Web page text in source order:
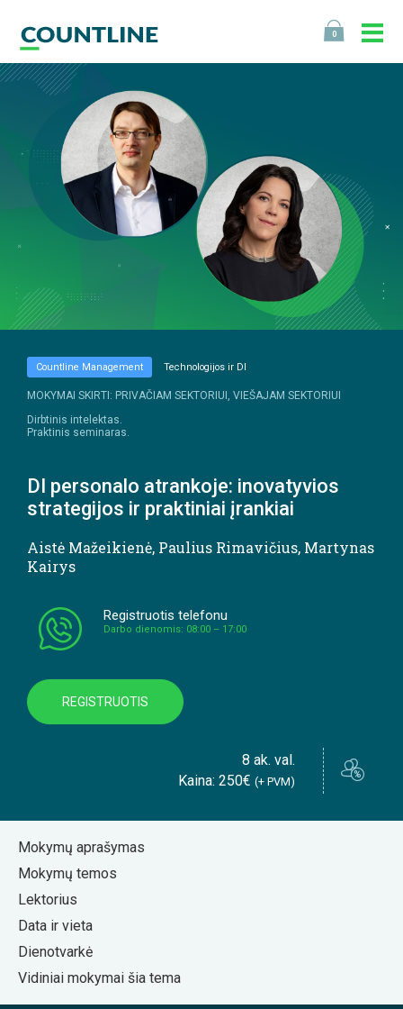
0
Countline Management Technologijos ir DI
MOKYMAI SKIRTI: PRIVAČIAM SEKTORIUI, VIEŠAJAM SEKTORIUI
Dirbtinis intelektas.
Praktinis seminaras.
DI personalo atrankoje: inovatyvios
strategijos ir praktiniai įrankiai
Aistė Mažeikienė, Paulius Rimavičius, Martynas
Kairys
Registruotis telefonu
Darbo dienomis: 08:00 – 17:00
REGISTRUOTIS
8 ak. val.
Kaina: 250€ (+ PVM)
Mokymų aprašymas
Mokymų temos
Lektorius
Data ir vieta
Dienotvarkė
Vidiniai mokymai šia tema